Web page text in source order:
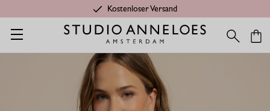
Kostenloser Versand
Startseite Ambitious gift Leone Dot V-Ausschnitt Top -